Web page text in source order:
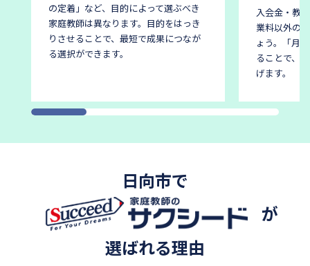
の定着」など、目的によって選ぶべき
家庭教師は異なります。 目的をはっき
りさせることで、最短で成果につなが
る選択ができます。
入会金・教
業料以外の
ょう。
「月
ることで、
げます。
日向市で
が
選ばれる理由